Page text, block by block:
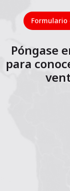
Póngase
para